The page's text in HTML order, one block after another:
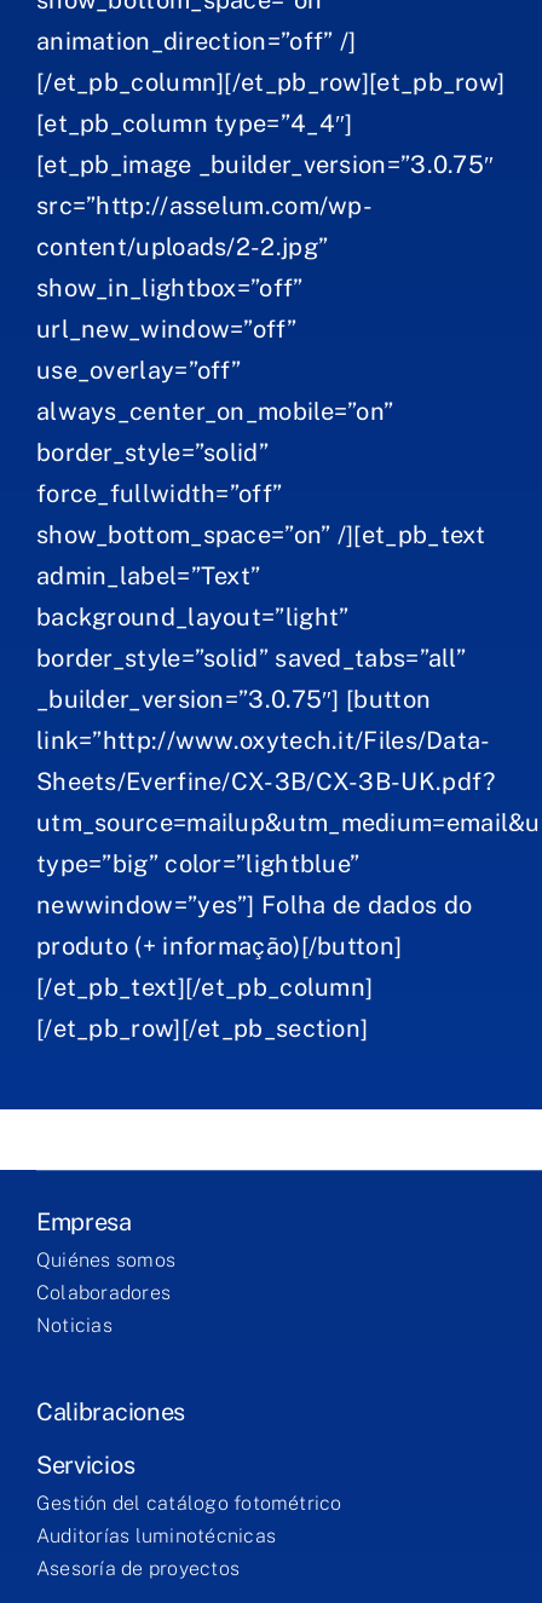
animation_direction=”off” /]
[/et_pb_column][/et_pb_row][et_pb_row]
[et_pb_column type=”4_4″]
[et_pb_image _builder_version=”3.0.75″
src=”http://asselum.com/wp-
content/uploads/2-2.jpg”
show_in_lightbox=”off”
url_new_window=”off”
use_overlay=”off”
always_center_on_mobile=”on”
border_style=”solid”
force_fullwidth=”off”
show_bottom_space=”on” /][et_pb_text
admin_label=”Text”
background_layout=”light”
border_style=”solid” saved_tabs=”all”
_builder_version=”3.0.75″] [button
link=”http://www.oxytech.it/Files/Data-
Sheets/Everfine/CX-3B/CX-3B-UK.pdf?
type=”big” color=”lightblue”
newwindow=”yes”] Folha de dados do
produto (+ informação)[/button]
[/et_pb_text][/et_pb_column]
[/et_pb_row][/et_pb_section]
Empresa
Quiénes somos
Colaboradores
Noticias
Calibraciones
Servicios
Gestión del catálogo fotométrico
Auditorías luminotécnicas
Asesoría de proyectos